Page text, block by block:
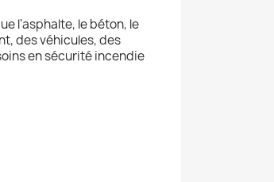
l'asphalte, le béton, le
des véhicules, des
en sécurité incendie